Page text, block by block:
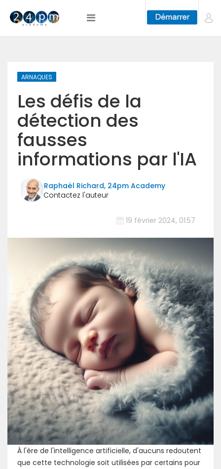
ARNAQUES
Les défis de la
détection des
fausses
informations par l'IA
Raphaël Richard, 24pm Academy
19 février 2024, 01:57
À l'ère de l'intelligence artificielle, d'aucuns redoutent
que cette technologie soit utilisées par certains pour